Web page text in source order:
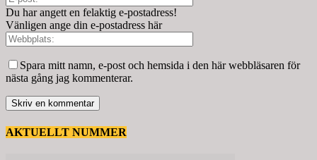
Du har angett en felaktig e-postadress!
Vänligen ange din e-postadress här
Spara mitt namn, e-post och hemsida i den här webbläsaren för
nästa gång jag kommenterar.
AKTUELLT NUMMER